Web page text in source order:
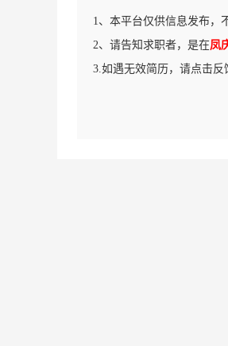
1、本平台仅供信息发布，
2、请告知求职者，是在凤
3.如遇无效简历，请点击反